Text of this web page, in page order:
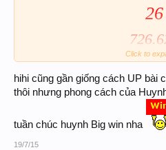
26
Click to
hihi cũng gần giống cách UP bài
thôi nhưng phong cách của
tuần chúc huynh Big win nha
19/7/15